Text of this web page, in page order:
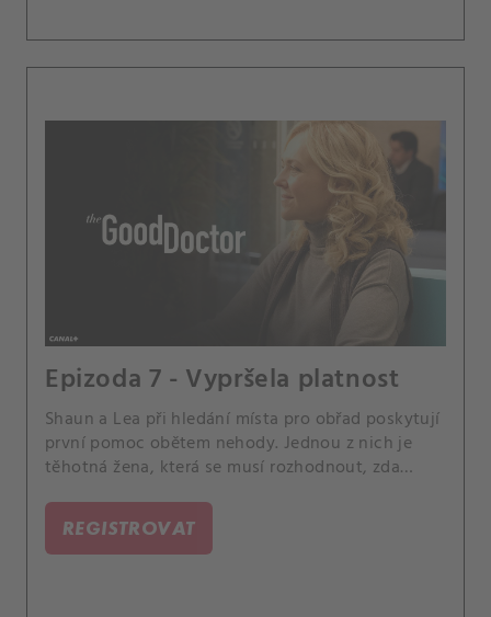
Epizoda 7 - Vypršela platnost
Shaun a Lea při hledání místa pro obřad poskytují
první pomoc obětem nehody. Jednou z nich je
těhotná žena, která se musí rozhodnout, zda
chodit.
REGISTROVAT